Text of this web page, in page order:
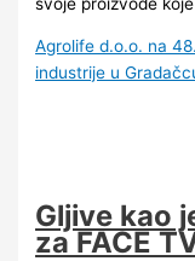
Agrolife d.o.o. na
industrije u
Gljive kao
za FACE